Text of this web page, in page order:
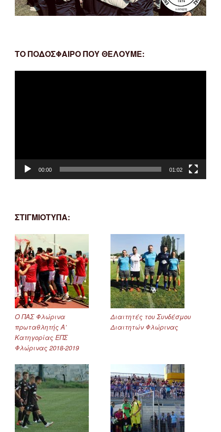
ΤΟ ΠΟΔΟΣΦΑΙΡΟ ΠΟΥ ΘΕΛΟΥΜΕ:
00:00 01:02
ΣΤΙΓΜΙΟΤΥΠΑ:
Ο ΠΑΣ Φλώρινα
πρωταθλητής Α’
Κατηγορίας ΕΠΣ
Φλώρινας 2018-2019
Διαιτητές του Συνδέσμου
Διαιτητών Φλώρινας